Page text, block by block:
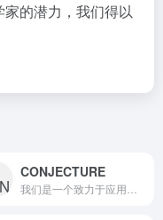
的潜力，我们得以
CONJECTURE